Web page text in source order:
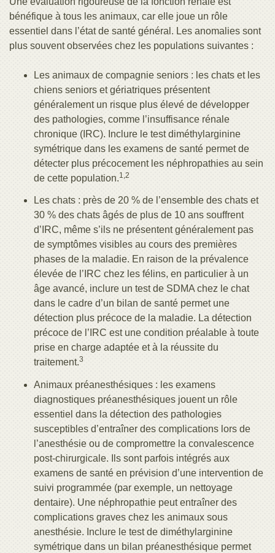
bénéfique à tous les animaux, car elle joue un rôle
essentiel dans l’état de santé général. Les anomalies sont
plus souvent observées chez les populations suivantes :
Les animaux de compagnie seniors : les chats et les
chiens seniors et gériatriques présentent
généralement un risque plus élevé de développer
des pathologies, comme l’insuffisance rénale
chronique (IRC). Inclure le test diméthylarginine
symétrique dans les examens de santé permet de
détecter plus précocement les néphropathies au sein
de cette population.1,2
Les chats : près de 20 % de l’ensemble des chats et
30 % des chats âgés de plus de 10 ans souffrent
d’IRC, même s’ils ne présentent généralement pas
de symptômes visibles au cours des premières
phases de la maladie. En raison de la prévalence
élevée de l’IRC chez les félins, en particulier à un
âge avancé, inclure un test de SDMA chez le chat
dans le cadre d’un bilan de santé permet une
détection plus précoce de la maladie. La détection
précoce de l’IRC est une condition préalable à toute
prise en charge adaptée et à la réussite du
traitement.3
Animaux préanesthésiques : les examens
diagnostiques préanesthésiques jouent un rôle
essentiel dans la détection des pathologies
susceptibles d’entraîner des complications lors de
l’anesthésie ou de compromettre la convalescence
post-chirurgicale. Ils sont parfois intégrés aux
examens de santé en prévision d’une intervention de
suivi programmée (par exemple, un nettoyage
dentaire). Une néphropathie peut entraîner des
complications graves chez les animaux sous
anesthésie. Inclure le test de diméthylarginine
symétrique dans un bilan préanesthésique permet